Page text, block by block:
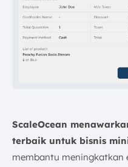
ScaleOcean
terbaik untuk bisnis
membantu meningkatkan